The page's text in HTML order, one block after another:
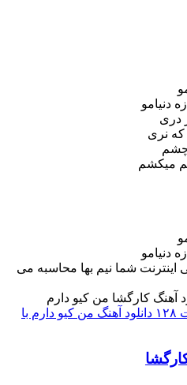
شما نیم بها محاسبه می
کارگشا من کیو دارم
دانلود آهنگ من کیو دارم با